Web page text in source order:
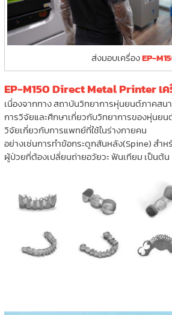
ส่งมอบเครื่องEP-
EP-M150 Direct Metal Printer เ
เนื่องจากทาง สถาบันวิทยาการหุ่นยนต์ภาคสน
การวิจัยและศึกษาเกี่ยวกับวิทยาการของหุ่นย
วิจัยเกี่ยวกับการแพทย์ที่ใช้ในร่างกายคน
อย่างเช่นการทำข้อกระดูกสันหลัง(Spine) สำ
ผู้ป่วยที่ต้องเปลี่ยนถ่ายอวัยวะ ฟันเทียม เป็นต้น